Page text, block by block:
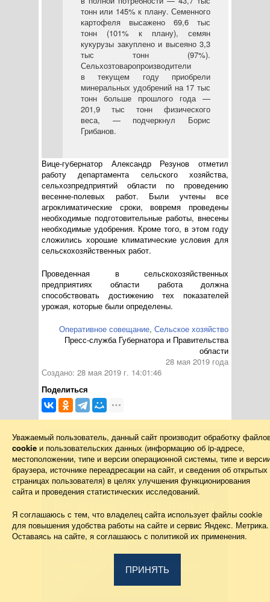
тонн или 145% к плану. Семенного
картофеля высажено 69,6 тыс
тонн (101% к плану), семян
кукурузы закуплено и высеяно 3,3
тыс тонн (97%).
Сельхозтоваропроизводители
в текущем году приобрели
минеральных удобрений на 17 тыс
тонн больше прошлого года —
201,9 тыс тонн физического
веса, — подчеркнул Борис
Грибанов.
Вице-губернатор Александр Резунов отметил
работу департамента сельского хозяйства,
сельхозпредприятий области по проведению
весенне-полевых работ. Были учтены все
агроклиматические сроки, вовремя проведены
необходимые подготовительные работы, внесены
необходимые удобрения. Кроме того, в этом году
сложились хорошие климатические условия для
сельскохозяйственных работ.
Проведенная в сельскохозяйственных
предприятиях области работа должна
способствовать достижению тех показателей
урожая, которые были определены.
Оперативное совещание, Сельское хозяйство
Пресс-служба Губернатора и Правительства
области
28 мая 2019 года
Создано: 28 мая 2019 г. 14:01:46
Поделиться
Жалобы на всё
дороге, не горит
фонарь?
Столкнулись с проблемой — сообщите о
Уважаемый пользователь, данный сайт производит обработку
cookie и пользовательских данных (информацию об ip-адресе,
местоположении, типе и версии операционной системы, типе и
браузера, источнике переадресации на сайт, и сведения об открытых
страницах пользователя) в целях улучшения функционирования
сайта и проведения статистических исследований.
Я соглашаюсь с тем, что владелец сайта использует файлы cookie
для повышения удобства работы на сайте и сервис Яндекс. Метрика.
Оставаясь на сайте, я соглашаюсь с политикой их применения.
ПРИНЯТЬ